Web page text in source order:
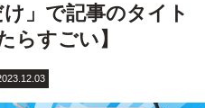
」で記事のタイト
らすごい】